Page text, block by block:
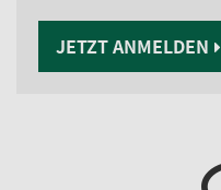
JETZT ANMELDEN